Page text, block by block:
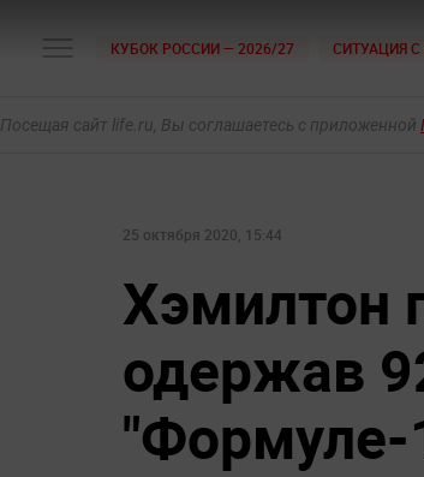
КУБОК РОССИИ — 2026/27 СИТУАЦИЯ
Посещая сайт life.ru, Вы соглашаетесь с приложенной
25 октября 2020, 15:44
Хэмилтон
одержав
"Формуле-